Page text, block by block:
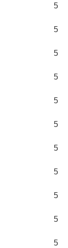
5
5
5
5
5
5
5
5
5
5
5